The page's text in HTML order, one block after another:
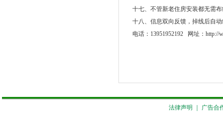
十七、不管新老住房安装都无需
十八、信息双向反馈，掉线后自
电话：13951952192 网址：http://
法律声明
广告合